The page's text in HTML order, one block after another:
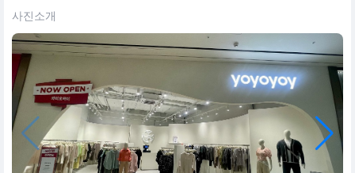
사진소개